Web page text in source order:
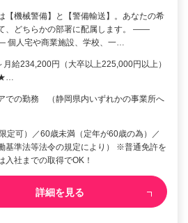
【機械警備】と【警備輸送】。あなたの希
、どちらかの部署に配属します。 ――
個人宅や商業施設、学校、一…
月給234,200円（大卒以上225,000円以上）
での勤務 （静岡県内いずれかの事業所へ
定可）／60歳未満（定年が60歳の為）／
基準法等法令の規定により） ※普通免許を
入社までの取得でOK！
詳細を見る